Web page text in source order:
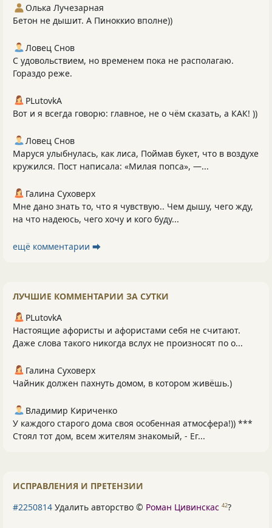
Олька Лучезарная
Бетон не дышит. А Пиноккио вполне))
Ловец Снов
С удовольствием, но временем пока не располагаю.
Гораздо реже.
PLutоvkА
Вот и я всегда говорю: главное, не о чём сказать, а КАК! ))
Ловец Снов
Маруся улыбнулась, как лиса, Поймав букет, что в воздухе
кружился. Пост написала: «Милая попса», —...
Галина Суховерх
Мне дано знать то, что я чувствую.. Чем дышу, чего жду,
на что надеюсь, чего хочу и кого буду...
ещё комментарии ⮕
ЛУЧШИЕ КОММЕНТАРИИ ЗА СУТКИ
PLutоvkА
Настоящие афористы и афористами себя не считают.
Даже слова такого никогда вслух не произносят по о...
Галина Суховерх
Чайник должен пахнуть домом, в котором живёшь.)
Владимир Кириченко
У каждого старого дома своя особенная атмосфера!)) ***
Стоял тот дом, всем жителям знакомый, - Ег...
ИСПРАВЛЕНИЯ И ПРЕТЕНЗИИ
#2250814 Удалить авторство © Роман Цивинскас 42?